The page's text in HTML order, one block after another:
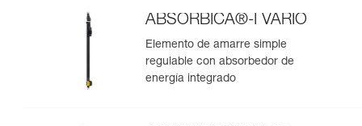
ABSORBICA®-I VARIO
Elemento de amarre simple
regulable con absorbedor de
energía integrado